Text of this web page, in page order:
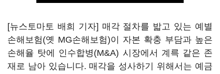
[뉴스토마토 배희 기자] 매각 절차를 밟고 있는 예별
손해보험(옛 MG손해보험)이 자본 확충 부담과 높은
손해율 탓에 인수합병(M&A) 시장에서 계륵 같은 존
재로 남아 있습니다. 매각을 성사하기 위해서는 예금